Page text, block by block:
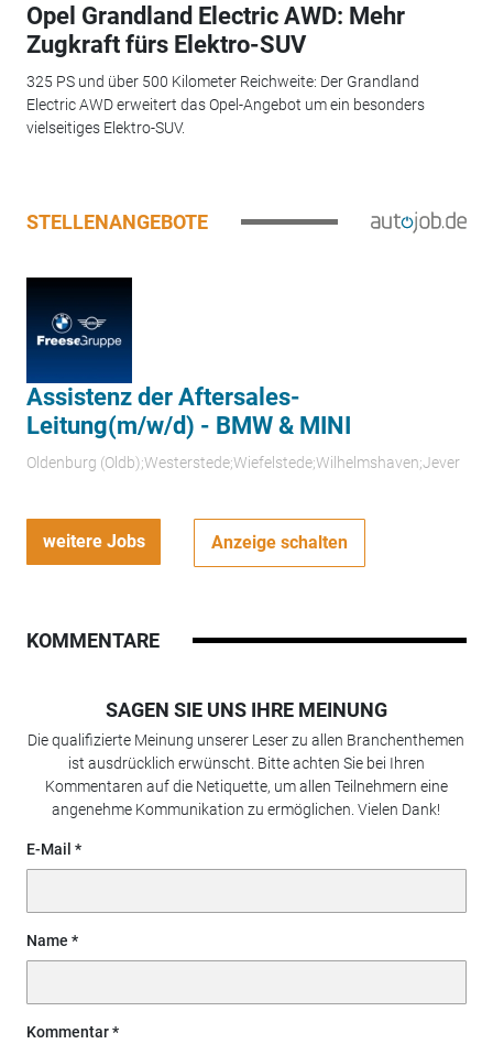
Opel Grandland Electric AWD: Mehr
Zugkraft fürs Elektro-SUV
325 PS und über 500 Kilometer Reichweite: Der Grandland
Electric AWD erweitert das Opel-Angebot um ein besonders
vielseitiges Elektro-SUV.
STELLENANGEBOTE
Assistenz der Aftersales-
Leitung(m/w/d) - BMW & MINI
Oldenburg (Oldb);Westerstede;Wiefelstede;Wilhelmshaven;Jever
weitere Jobs Anzeige schalten
KOMMENTARE
SAGEN SIE UNS IHRE MEINUNG
Die qualifizierte Meinung unserer Leser zu allen Branchenthemen
ist ausdrücklich erwünscht. Bitte achten Sie bei Ihren
Kommentaren auf die Netiquette, um allen Teilnehmern eine
angenehme Kommunikation zu ermöglichen. Vielen Dank!
E-Mail
Name
Kommentar